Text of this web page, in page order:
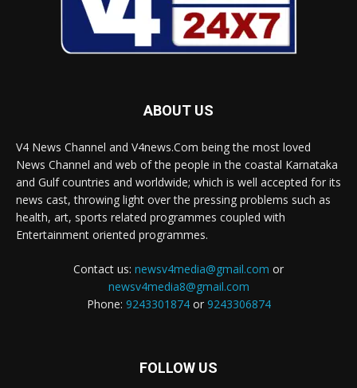
ABOUT US
V4 News Channel and V4news.Com being the most loved
News Channel and web of the people in the coastal Karnataka
and Gulf countries and worldwide; which is well accepted for its
news cast, throwing light over the pressing problems such as
health, art, sports related programmes coupled with
Entertainment oriented programmes.
Contact us: newsv4media@gmail.com or
newsv4media8@gmail.com
Phone: 9243301874or 9243306874
FOLLOW US